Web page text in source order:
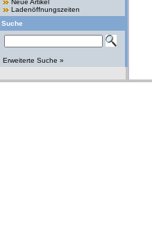
Neue Artikel
Ladenöffnungszeiten
Suche
Erweiterte Suche »